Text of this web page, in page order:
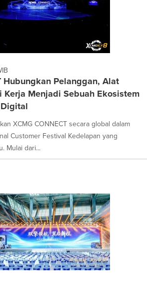
Hubungkan Pelanggan, Alat
Kerja Menjadi Sebuah Ekosistem
XCMG CONNECT secara global dalam
Customer Festival Kedelapan yang
Mulai dari...